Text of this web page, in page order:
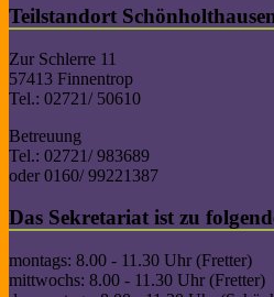
Teilstandort
Zur Schlerre 11
57413 Finnentrop
Tel.: 02721/ 50610
Betreuung
Tel.: 02721/ 983689
oder 0160/ 99221387
Das Sekretariat ist zu
montags: 8.00 - 11.30 Uhr (Fretter)
mittwochs: 8.00 - 11.30 Uhr (Fretter)